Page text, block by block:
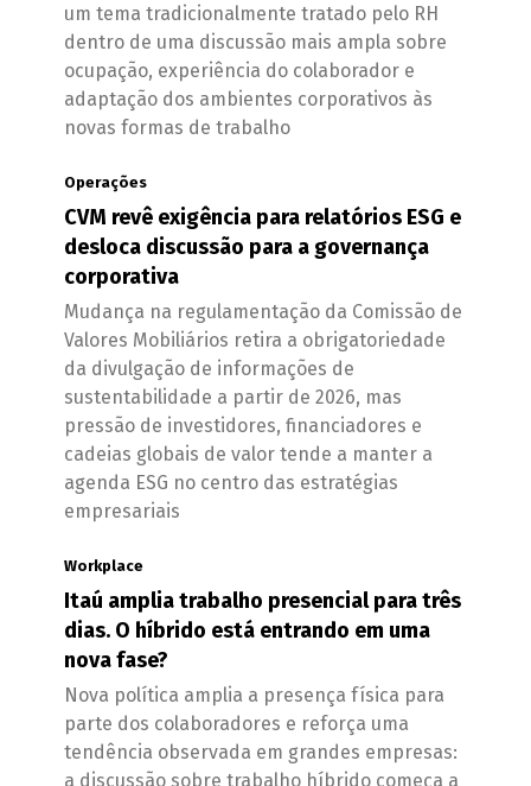
um tema tradicionalmente tratado pelo RH
dentro de uma discussão mais ampla sobre
ocupação, experiência do colaborador e
adaptação dos ambientes corporativos às
novas formas de trabalho
Operações
CVM revê exigência para relatórios ESG e
desloca discussão para a governança
corporativa
Mudança na regulamentação da Comissão de
Valores Mobiliários retira a obrigatoriedade
da divulgação de informações de
sustentabilidade a partir de 2026, mas
pressão de investidores, financiadores e
cadeias globais de valor tende a manter a
agenda ESG no centro das estratégias
empresariais
Workplace
Itaú amplia trabalho presencial para três
dias. O híbrido está entrando em uma
nova fase?
Nova política amplia a presença física para
parte dos colaboradores e reforça uma
tendência observada em grandes empresas:
a discussão sobre trabalho híbrido começa a